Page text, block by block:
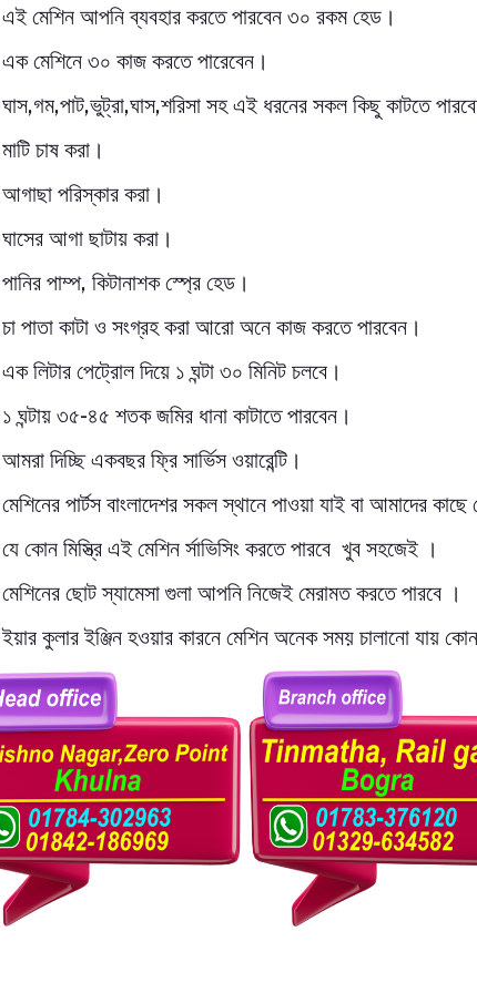
এই মেশিন আপনি ব্যবহার করতে পারবেন ৩০ রকম হেড।
এক মেশিনে ৩০ কাজ করতে পারেবেন।
ঘাস,গম,পাট,ভুট্রা,ঘাস,শরিসা সহ এই ধরনের সকল কিছু কাটতে
মাটি চাষ করা।
আগাছা পরিস্কার করা।
ঘাসের আগা ছাটায় করা।
পানির পাম্প, কিটানাশক স্প্রে হেড।
চা পাতা কাটা ও সংগ্রহ করা আরো অনে কাজ করতে পারবেন।
এক লিটার পেট্রোল দিয়ে ১ ঘন্টা ৩০ মিনিট চলবে।
১ ঘন্টায় ৩৫-৪৫ শতক জমির ধানা কাটাতে পারবেন।
আমরা দিচ্ছি একবছর ফ্রি সার্ভিস ওয়ারেন্টি।
মেশিনের পার্টস বাংলাদেশর সকল স্থানে পাওয়া যাই বা আমাদের
যে কোন মিস্ত্রি এই মেশিন র্সাভিসিং করতে পারবে খুব সহজেই ।
মেশিনের ছোট স্যামেসা গুলা আপনি নিজেই মেরামত করতে পারবে ।
ইয়ার কুলার ইঞ্জিন হওয়ার কারনে মেশিন অনেক সময় চালানো যায়